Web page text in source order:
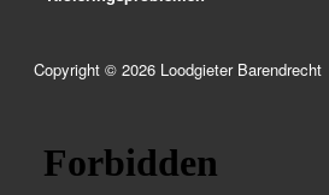
Copyright ©2026 Loodgieter Barendrecht